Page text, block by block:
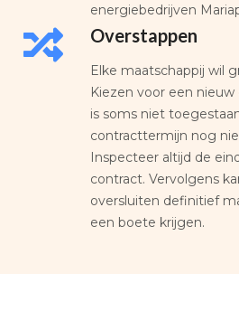
energiebedrijven
Overstappen
Elke maatschappij wil
Kiezen voor een
is soms niet
contracttermijn nog
Inspecteer altijd de
contract. Vervolgens
oversluiten definitief
een boete krijgen.